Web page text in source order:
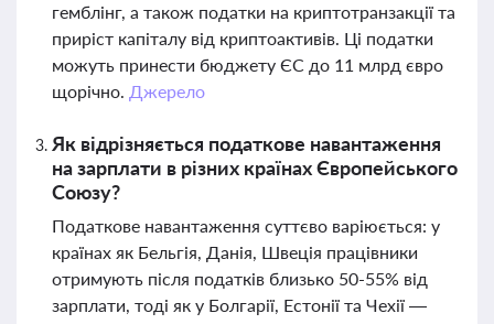
гемблінг, а також податки на криптотранзакції та
приріст капіталу від криптоактивів. Ці податки
можуть принести бюджету ЄС до 11 млрд євро
щорічно. Джерело
Як відрізняється податкове навантаження
на зарплати в різних країнах Європейського
Союзу?
Податкове навантаження суттєво варіюється: у
країнах як Бельгія, Данія, Швеція працівники
отримують після податків близько 50-55% від
зарплати, тоді як у Болгарії, Естонії та Чехії —